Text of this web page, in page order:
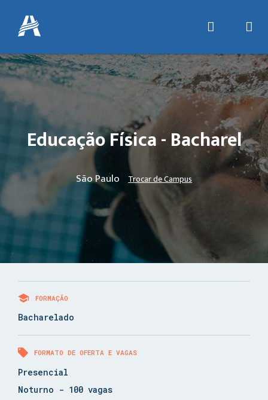
Educação Física - Bacharel
São Paulo Trocar de Campus
FORMAÇÃO
Bacharelado
FORMATO DE OFERTA E VAGAS
Presencial
Noturno - 100 vagas